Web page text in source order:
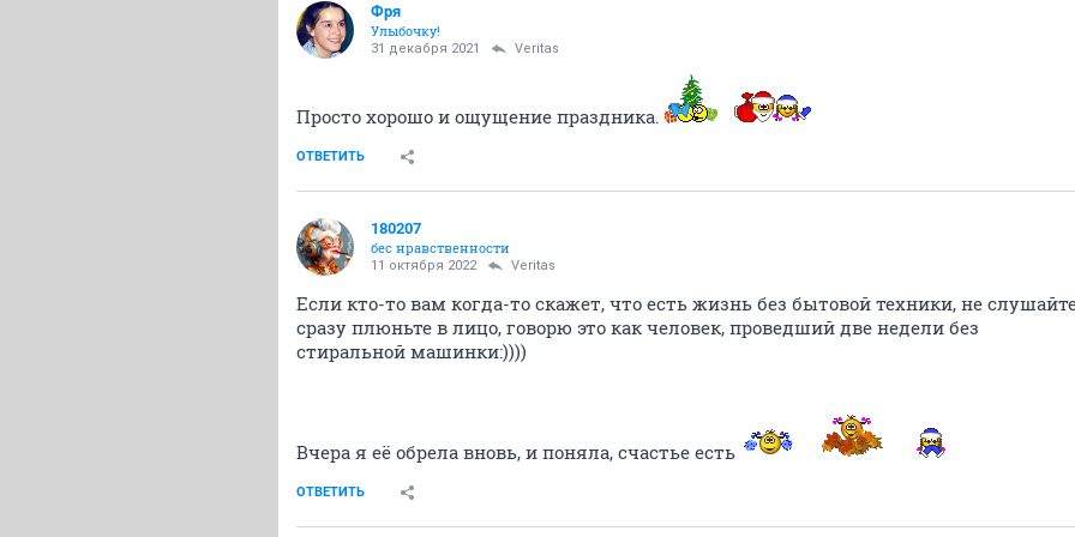
Фря
Улыбочку!
31 декабря 2021 Veritas
Просто хорошо и ощущение праздника.
ОТВЕТИТЬ
180207
бес нравственности
11 октября 2022 Veritas
Если кто-то вам когда-то скажет, что есть жизнь без бытовой техники, не
сразу плюньте в лицо, говорю это как человек, проведший две недели без
стиральной машинки:))))
Вчера я её обрела вновь, и поняла, счастье есть
ОТВЕТИТЬ